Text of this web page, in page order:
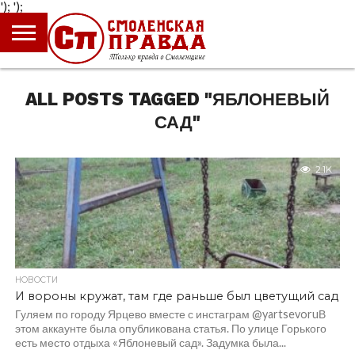
');
ГЛАВНАЯ
НОВОСТИ
ПРОИСШЕСТВИЯ
ПОЛИТИКА
КУЛЬТУРА
ЭКОНОМИКА
ОБЩЕСТВО
БЛОГИ
ALL POSTS TAGGED "ЯБЛОНЕВЫЙ
САД"
2.1K
НОВОСТИ
И вороны кружат, там где раньше был цветущий сад
Гуляем по городу Ярцево вместе с инстаграм @yartsevoruВ
этом аккаунте была опубликована статья. По улице Горького
есть место отдыха «Яблоневый сад». Задумка была...
');